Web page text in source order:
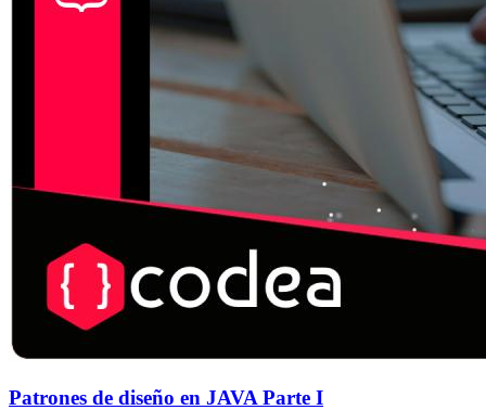
Patrones de diseño en JAVA Parte I